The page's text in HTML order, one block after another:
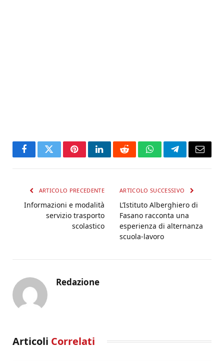
FacebookTwitterPinterestLinkedInRedditWhatsAppTelegramEmail
ARTICOLO PRECEDENTE
Informazioni e modalità
servizio trasporto
scolastico
ARTICOLO SUCCESSIVO
L’Istituto Alberghiero di
Fasano racconta una
esperienza di alternanza
scuola-lavoro
Redazione
Articoli Correlati